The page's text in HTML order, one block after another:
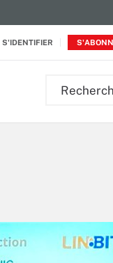
S'IDENTIFIER